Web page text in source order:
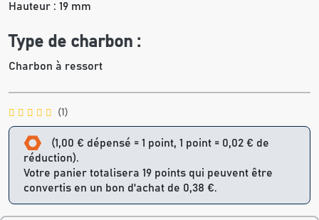
Hauteur : 19 mm
Type de charbon :
Charbon à ressort
(1)
(1,00 € dépensé = 1 point, 1 point = 0,02 € de
réduction).
Votre panier totalisera 19 points qui peuvent être
convertis en un bon d'achat de 0,38 €.